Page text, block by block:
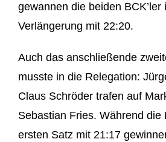
gewannen die beiden BCK’ler
Verlängerung mit 22:20.
Auch das anschließende
musste in die Relegation:
Claus Schröder trafen auf
Sebastian Fries. Während die
ersten Satz mit 21:17